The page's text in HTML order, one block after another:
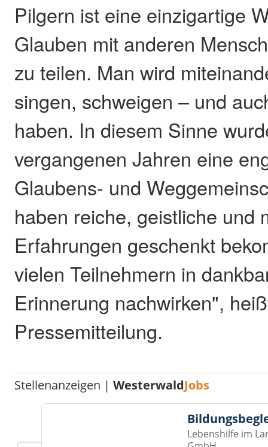
Pilgern ist eine einzigartige
Glauben mit anderen
zu teilen. Man wird
singen, schweigen – und
haben. In diesem Sinne
vergangenen Jahren eine
Glaubens- und
haben reiche, geistliche und
Erfahrungen geschenkt
vielen Teilnehmern in
Erinnerung nachwirken",
Pressemitteilung.
Stellenanzeigen |WesterwaldJobs
Lebenshilfe im